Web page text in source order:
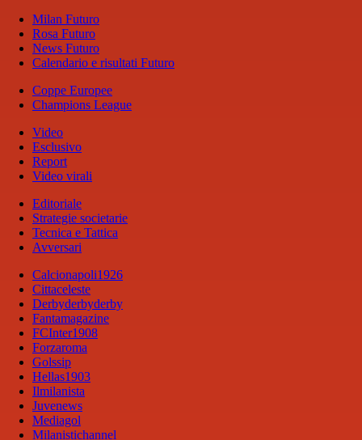
Milan Futuro
Rosa Futuro
News Futuro
Calendario e risultati Futuro
Coppe Europee
Champions League
Video
Esclusivo
Report
Video virali
Editoriale
Strategie societarie
Tecnica e Tattica
Avversari
Calcionapoli1926
Cittaceleste
Derbyderbyderby
Fantamagazine
FCInter1908
Forzaroma
Golssip
Hellas1903
Ilmilanista
Juvenews
Mediagol
Milanistichannel